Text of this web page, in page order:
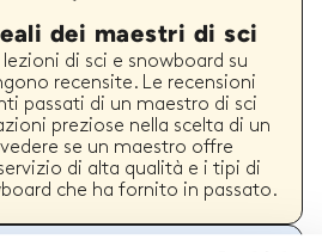
dei maestri di sci
lezioni di sci e snowboard su
recensite. Le recensioni
passati di un maestro di sci
preziose nella scelta di un
se un maestro offre
di alta qualità e i tipi di
che ha fornito in passato.